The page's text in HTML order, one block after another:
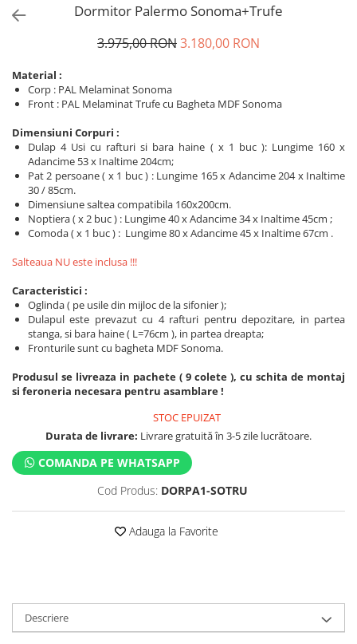
Dormitor Palermo Sonoma+Trufe
3.975,00 RON3.180,00 RON
Material :
Corp : PAL Melaminat Sonoma
Front : PAL Melaminat Trufe cu Bagheta MDF Sonoma
Dimensiuni Corpuri :
Dulap 4 Usi cu rafturi si bara haine ( x 1 buc ): Lungime 160 x
Adancime 53 x Inaltime 204cm;
Pat 2 persoane ( x 1 buc ) : Lungime 165 x Adancime 204 x Inaltime
30 / 85cm.
Dimensiune saltea compatibila 160x200cm.
Noptiera ( x 2 buc ) : Lungime 40 x Adancime 34 x Inaltime 45cm ;
Comoda ( x 1 buc ) : Lungime 80 x Adancime 45 x Inaltime 67cm .
Salteaua NU este inclusa !!!
Caracteristici :
Oglinda ( pe usile din mijloc de la sifonier );
Dulapul este prevazut cu 4 rafturi pentru depozitare, in partea
stanga, si bara haine ( L=76cm ), in partea dreapta;
Fronturile sunt cu bagheta MDF Sonoma.
Produsul se livreaza in pachete ( 9 colete ), cu schita de montaj
si feroneria necesara pentru asamblare !
STOC EPUIZAT
Durata de livrare: Livrare gratuită în 3-5 zile lucrătoare.
COMANDA PE WHATSAPP
Cod Produs: DORPA1-SOTRU
Adauga la Favorite
Descriere